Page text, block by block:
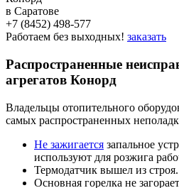
в Саратове
+7 (8452) 498-577
Работаем без выходных! заказать
Распространенные
агрегатов Конорд
Владельцы отопительного
самых распространенных
Не зажигается запальное
используют для розжига
Термодатчик вышел из строя.
Основная горелка не